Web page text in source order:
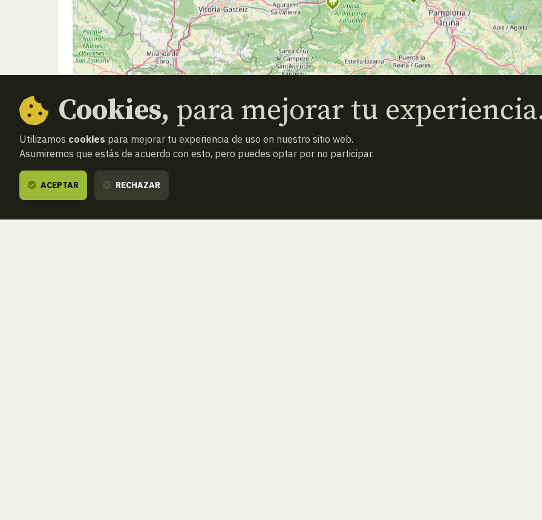
Cookies, para mejorar tu
Utilizamos cookies para mejorar tu experiencia de uso en nuestro sitio web.
Asumiremos que estás de acuerdo con esto, pero puedes optar por no participar.
ACEPTAR RECHAZAR